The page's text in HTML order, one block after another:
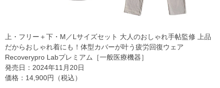
上・フリー＋下・M／Lサイズセット 大人のおしゃれ手帖監修 上品
だからおしゃれ着にも！体型カバーが叶う疲労回復ウェア
Recoverypro Labプレミアム［一般医療機器］
発売日：2024年11月20日
価格：14,900円（税込）